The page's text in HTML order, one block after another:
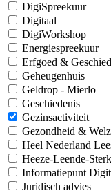
DigiSpreekuur
Digitaal
DigiWorkshop
Energiespreekuur
Erfgoed &
Geheugenhuis
Geldrop - Mierlo
Geschiedenis
Gezinsactiviteit
Gezondheid &
Heel Nederland
Heeze-Leende-
Informatiepunt
Juridisch advies